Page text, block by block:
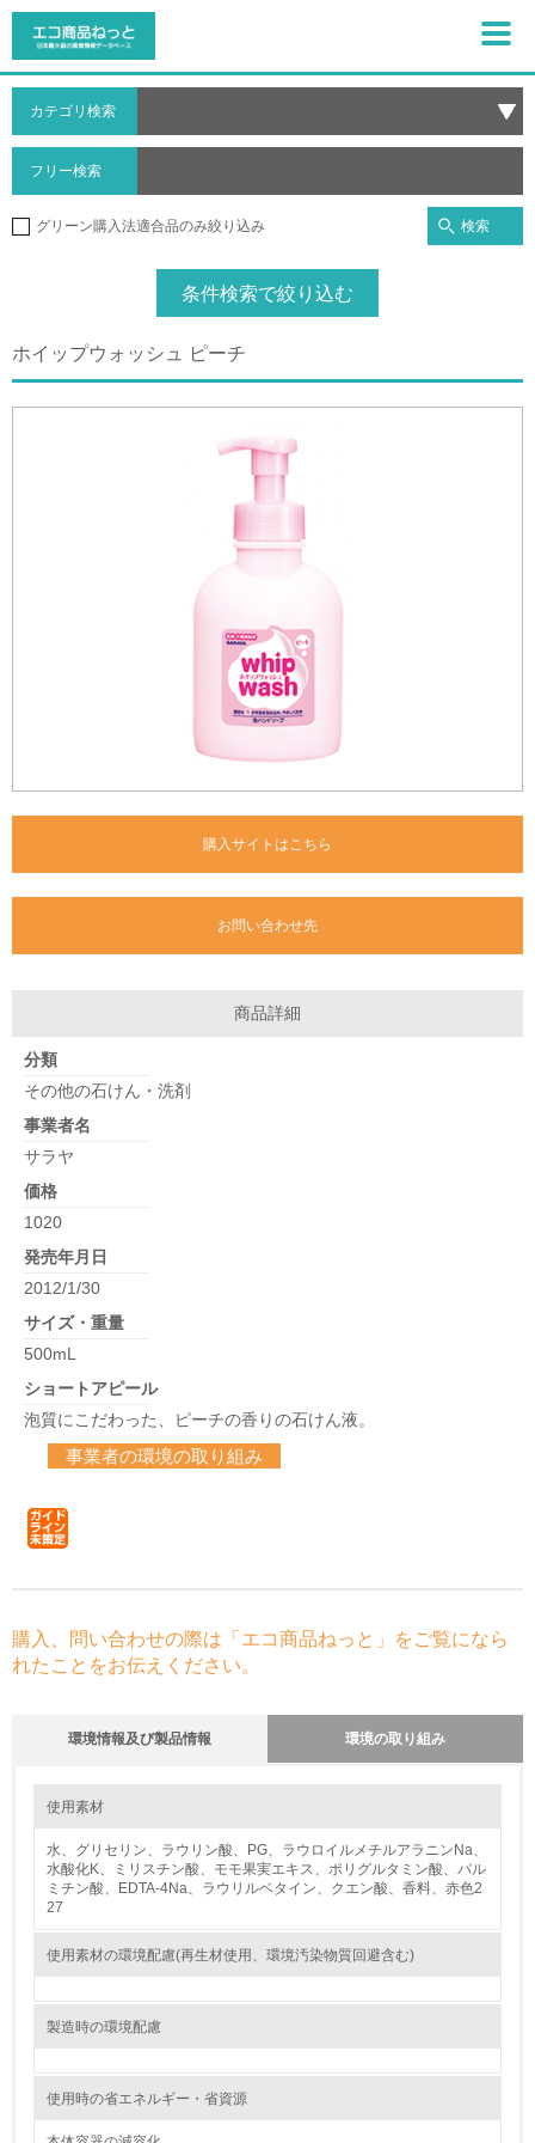
カテゴリ検索
フリー検索
グリーン購入法適合品のみ絞り込み 検索
条件検索で絞り込む
ホイップウォッシュ ピーチ
購入サイトはこちら
お問い合わせ先
商品詳細
分類
その他の石けん・洗剤
事業者名
サラヤ
価格
1020
発売年月日
2012/1/30
サイズ・重量
500mL
ショートアピール
泡質にこだわった、ピーチの香りの石けん液。
事業者の環境の取り組み
購入、問い合わせの際は「エコ商品ねっと」をご覧になら
れたことをお伝えください。
環境情報及び製品情報 環境の取り組み
1.環境取り組み体制
レベル1
1.
環境対応の責任体制を定めている
使用素材
水、グリセリン、ラウリン酸、PG、ラウロイルメチルアラニンNa、
水酸化K、ミリスチン酸、モモ果実エキス、ポリグルタミン酸、パル
ミチン酸、EDTA-4Na、ラウリルベタイン、クエン酸、香料、赤色2
27
使用素材の環境配慮(再生材使用、環境汚染物質回避含む)
製造時の環境配慮
使用時の省エネルギー・省資源